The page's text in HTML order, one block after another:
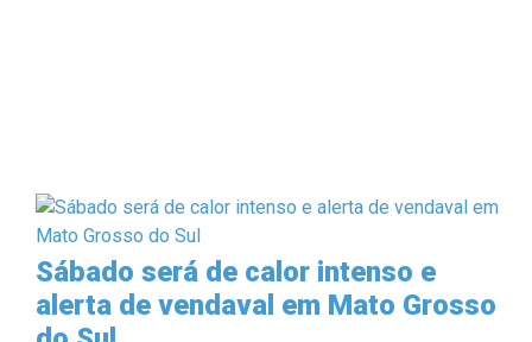
Sábado será de calor intenso e
alerta de vendaval em Mato Grosso